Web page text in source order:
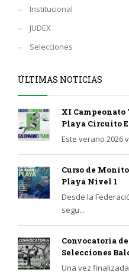
Institucional
JUDEX
Selecciones
ÚLTIMAS NOTICIAS
XI
Playa Circuito
Este verano 2026
Curso de
Playa Nivel 1
Desde la
segu...
Convocatoria
Selecciones
Una vez